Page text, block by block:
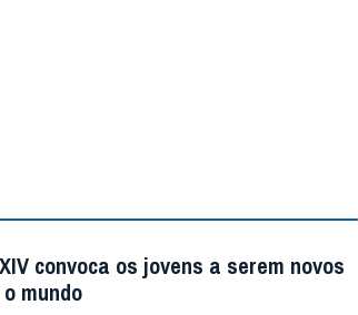
convoca os jovens a serem novos
mundo